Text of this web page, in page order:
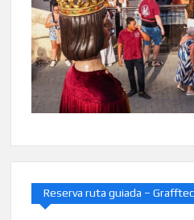
Reserva ruta guiada –